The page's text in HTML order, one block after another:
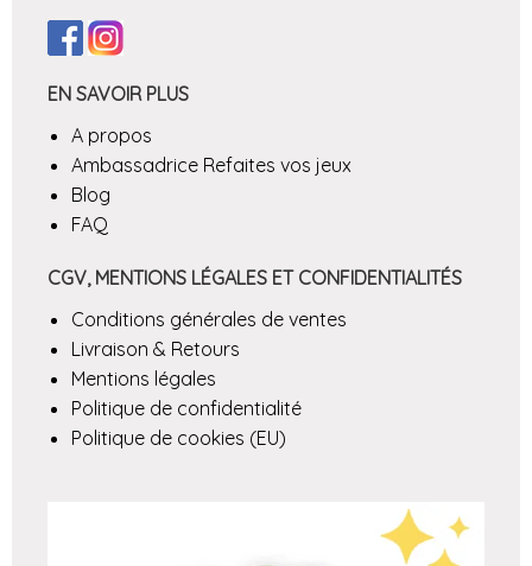
EN SAVOIR PLUS
A propos
Ambassadrice Refaites vos jeux
Blog
FAQ
CGV, MENTIONS LÉGALES ET CONFIDENTIALITÉS
Conditions générales de ventes
Livraison & Retours
Mentions légales
Politique de confidentialité
Politique de cookies (EU)